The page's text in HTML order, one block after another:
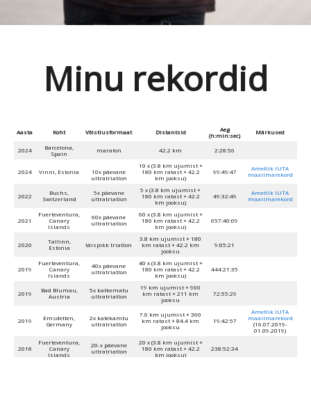
Minu rekordid
Aasta Koht Võistlusformaat Distantsid
Aeg
(h:min:sec)
Märkused
2024
Barcelona,
Spain
maraton 42.2 km 2:28:56
2024 Vinni, Estonia
10x päevane
ultratriatlon
10 x (3.8 km ujumist +
180 km ratast + 42.2
km jooksu)
99:49:47
Ametlik IUTA
maailmarekord
2022
Buchs,
Switzerland
5x päevane
ultratriatlon
5 x (3.8 km ujumist +
180 km ratast + 42.2
km jooksu)
49:32:49
Ametlik IUTA
maailmarekord
2021
Fuerteventura,
Canary
Islands
60x päevane
ultratriatlon
60 x (3.8 km ujumist +
180 km ratast + 42.2
km jooksu)
657:40:09
2020
Tallinn,
Estonia
täispikk triatlon
3.8 km ujumist + 180
km ratast + 42.2 km
jooksu
9:05:21
2019
Fuerteventura,
Canary
Islands
40x päevane
ultratriatlon
40 x (3.8 km ujumist +
180 km ratast + 42.2
km jooksu)
444:21:35
2019
Bad Blumau,
Austria
5x katkematu
ultratriatlon
19 km ujumist + 900
km ratast + 211 km
jooksu
72:55:29
2019
Emsdetten,
Germany
2x katekamtu
ultratriatlon
7.6 km ujumist + 360
km ratast + 84.4 km
jooksu
19:42:57
Ametlik IUTA
maailmarekord
(16.07.2019-
01.09.2019)
2018
Fuerteventura,
Canary
Islands
20-x päevane
ultratriatlon
20 x (3.8 km ujumist +
180 km ratast + 42.2
km jooksu)
238:52:34